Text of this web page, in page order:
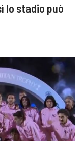
lo stadio può